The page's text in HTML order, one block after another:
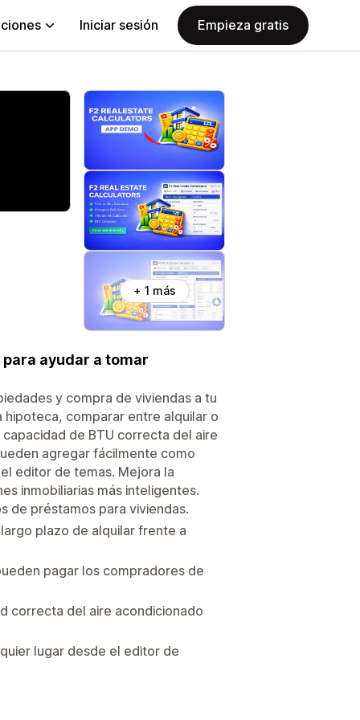
Iniciar sesión Empieza gratis
+ 1 más
ayudar a tomar
y compra de viviendas a tu
hipoteca, comparar entre alquilar o
de BTU correcta del aire
agregar fácilmente como
editor de temas. Mejora la
inmobiliarias más inteligentes.
de préstamos para viviendas.
plazo de alquilar frente a
pagar los compradores de
correcta del aire acondicionado
lugar desde el editor de